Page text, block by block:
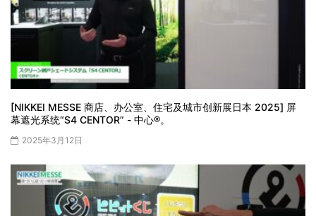
[NIKKEI MESSE 商店、办公室、住宅及城市创新展日本 2025] 屏
幕遮光系统“S4 CENTOR” - 中心®。
2025年3月12日